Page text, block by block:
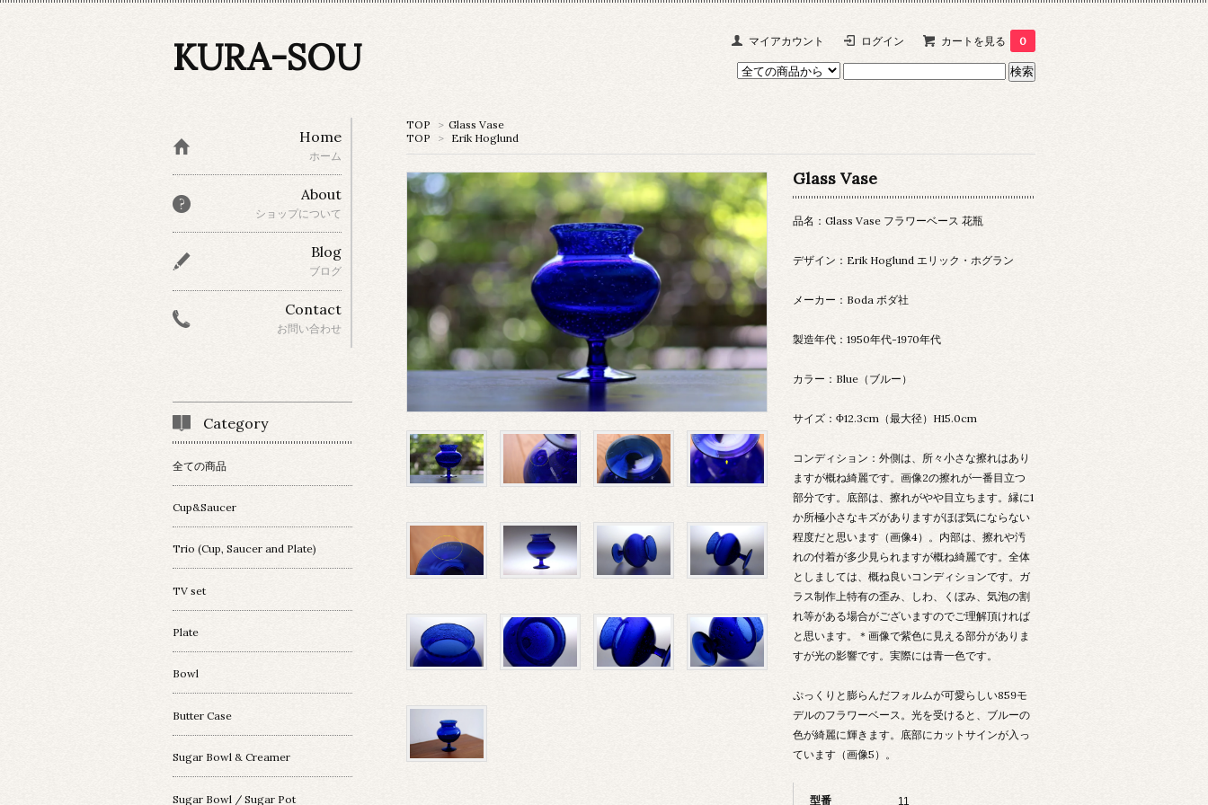
マイアカウント ログイン カートを見る 0
KURA-SOU
TOP > Glass Vase
TOP
> Erik Hoglund
Glass Vase
品名：Glass Vase フラワーベース 花瓶
デザイン：Erik Hoglund エリック・ホグラン
メーカー：Boda ボダ社
製造年代：1950年代-1970年代
カラー：Blue（ブルー）
サイズ：Φ12.3cm（最大径）H15.0cm
コンディション：外側は、所々小さな擦れはあり
ますが概ね綺麗です。画像2の擦れが一番目立つ
部分です。底部は、擦れがやや目立ちます。縁に1
か所極小さなキズがありますがほぼ気にならない
程度だと思います（画像4）。内部は、擦れや汚
れの付着が多少見られますが概ね綺麗です。全体
としましては、概ね良いコンディションです。ガ
ラス制作上特有の歪み、しわ、くぼみ、気泡の割
れ等がある場合がございますのでご理解頂ければ
と思います。＊画像で紫色に見える部分がありま
すが光の影響です。実際には青一色です。
ぷっくりと膨らんだフォルムが可愛らしい859モ
デルのフラワーベース。光を受けると、ブルーの
色が綺麗に輝きます。底部にカットサインが入っ
ています（画像5）。
型番 11
Home
ホーム
About
ショップについて
Blog
ブログ
Contact
お問い合わせ
Category
全ての商品
Cup&Saucer
Trio (Cup, Saucer and Plate)
TV set
Plate
Bowl
Butter Case
Sugar Bowl & Creamer
Sugar Bowl / Sugar Pot